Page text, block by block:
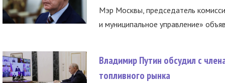
Мэр Москвы, председатель
и муниципальное управление»
Владимир Путин обсудил с
топливного рынка